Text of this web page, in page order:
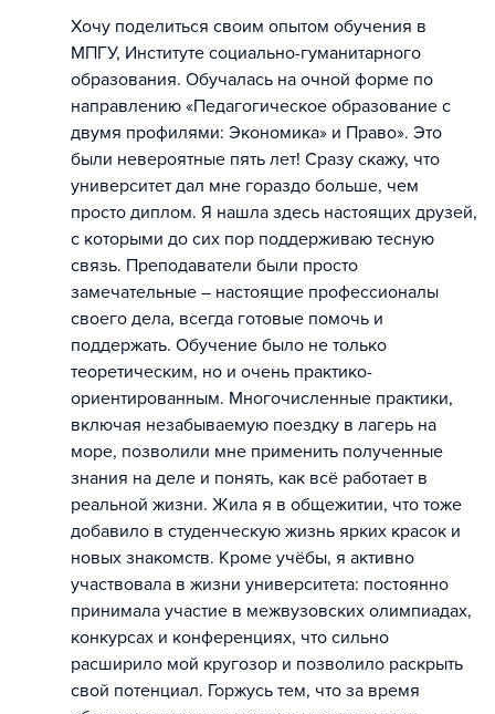
Хочу поделиться своим опытом обучения в
МПГУ, Институте социально-гуманитарного
образования. Обучалась на очной форме по
направлению «Педагогическое образование с
двумя профилями: Экономика» и Право». Это
были невероятные пять лет! Сразу скажу, что
университет дал мне гораздо больше, чем
просто диплом. Я нашла здесь настоящих друзей,
с которыми до сих пор поддерживаю тесную
связь. Преподаватели были просто
замечательные – настоящие профессионалы
своего дела, всегда готовые помочь и
поддержать. Обучение было не только
теоретическим, но и очень практико-
ориентированным. Многочисленные практики,
включая незабываемую поездку в лагерь на
море, позволили мне применить полученные
знания на деле и понять, как всё работает в
реальной жизни. Жила я в общежитии, что тоже
добавило в студенческую жизнь ярких красок и
новых знакомств. Кроме учёбы, я активно
участвовала в жизни университета: постоянно
принимала участие в межвузовских олимпиадах,
конкурсах и конференциях, что сильно
расширило мой кругозор и позволило раскрыть
свой потенциал. Горжусь тем, что за время